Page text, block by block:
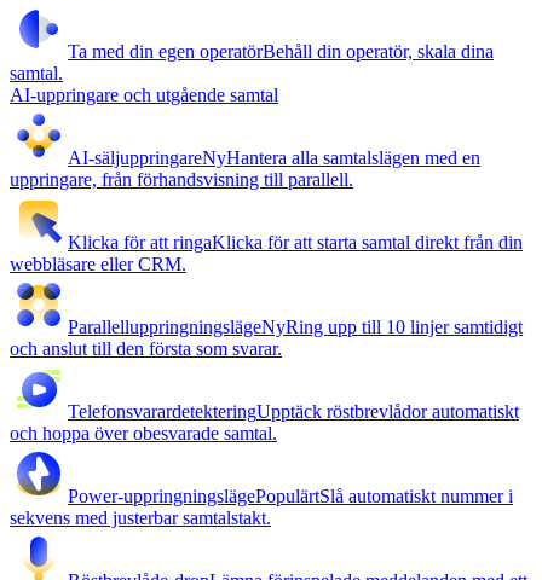
Ta med din egen operatörBehåll din operatör, skala dina
samtal.
AI-uppringare och utgående samtal
AI-säljuppringareNyHantera alla samtalslägen med en
uppringare, från förhandsvisning till parallell.
Klicka för att ringaKlicka för att starta samtal direkt från din
webbläsare eller CRM.
ParallelluppringningslägeNyRing upp till 10 linjer samtidigt
och anslut till den första som svarar.
TelefonsvarardetekteringUpptäck röstbrevlådor automatiskt
och hoppa över obesvarade samtal.
Power-uppringningslägePopulärtSlå automatiskt nummer i
sekvens med justerbar samtalstakt.